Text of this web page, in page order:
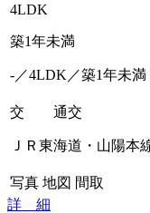
4LDK
築1年未満
-／4LDK／築1年未満
交 通交
ＪＲ東海道・山陽本
写真 地図 間取
詳 細